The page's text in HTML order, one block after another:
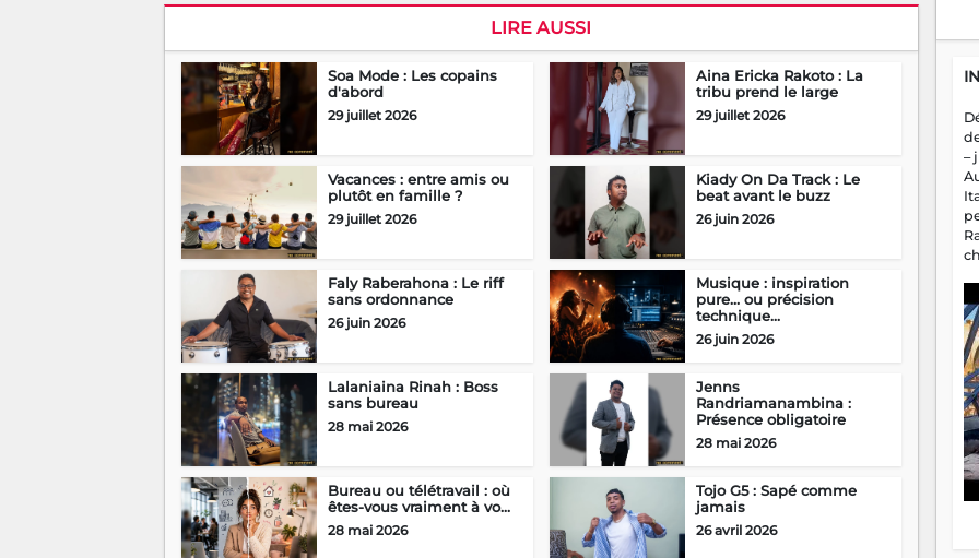
LIRE AUSSI
Soa Mode : Les copains
d'abord
29 juillet 2026
Aina Ericka Rakoto : La
tribu prend le large
29 juillet 2026
Vacances : entre amis ou
plutôt en famille ?
29 juillet 2026
Kiady On Da Track : Le
beat avant le buzz
26 juin 2026
Faly Raberahona : Le riff
sans ordonnance
26 juin 2026
Musique : inspiration
pure… ou précision
technique...
26 juin 2026
Lalaniaina Rinah : Boss
sans bureau
28 mai 2026
Jenns
Randriamanambina :
Présence obligatoire
28 mai 2026
Bureau ou télétravail : où
êtes-vous vraiment à vo...
28 mai 2026
Tojo G5 : Sapé comme
jamais
26 avril 2026
–